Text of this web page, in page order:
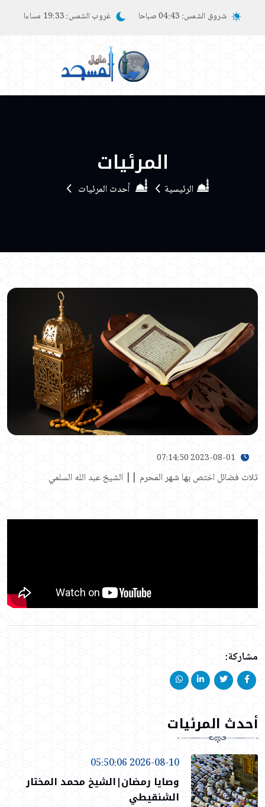
شروق الشمس: 04:43 صباحا غروب الشمس:19:33 مساءا
المرئيات
الرئيسية أحدث المرئيات
ثلاث فضائل اختص بها شهر المحرم || الشيخ عبد الله السلمي
مشاركة:
أحدث المرئيات
2026-08-10 05:50:06
وصايا رمضان|الشيخ محمد المختار
الشنقيطي